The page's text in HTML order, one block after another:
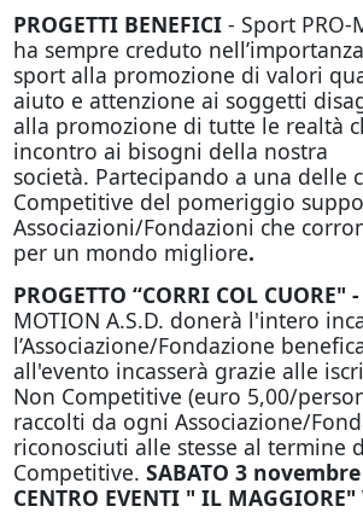
PROGETTI BENEFICI- Sport PRO-
ha sempre creduto
sport alla promozione di valori
aiuto e attenzione ai soggetti
alla promozione di tutte le realtà
incontro ai bisogni della nostra
società. Partecipando a una delle
Competitive del pomeriggio
Associazioni/Fondazioni che
per un mondo migliore.
PROGETTO “CORRI COL CUORE" -
MOTION A.S.D. donerà l'intero
l’Associazione/Fondazione
all'evento incasserà grazie alle
Non Competitive (euro 5,00/
raccolti da ogni Associazione/
riconosciuti alle stesse al termine
Competitive. SABATO 3
CENTRO EVENTI " IL